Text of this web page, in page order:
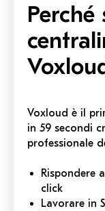
Perché
Voxloud è il
in 59 secondi
professionale
Rispondere
click
Lavorare in